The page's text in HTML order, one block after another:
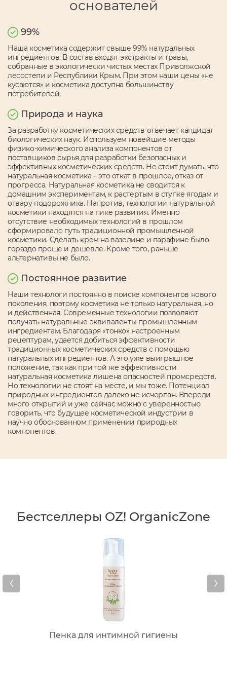
основателей
99%
Наша косметика содержит свыше 99% натуральных
ингредиентов. В состав входят экстракты и травы,
собранные в экологически чистых местах Приволжской
лесостепи и Республики Крым. При этом наши цены «не
кусаются» и косметика доступна большинству
потребителей.
Природа и наука
За разработку косметических средств отвечает кандидат
биологических наук. Используем новейшие методы
физико-химического анализа компонентов от
поставщиков сырья для разработки безопасных и
эффективных косметических средств. Не стоит думать, что
натуральная косметика – это откат в прошлое, отказ от
прогресса. Натуральная косметика не сводится к
домашним экспериментам, к растертым в ступке ягодам и
отвару подорожника. Напротив, технологии натуральной
косметики находятся на пике развития. Именно
отсутствие необходимых технологий в прошлом
сформировало путь традиционной промышленной
косметики. Сделать крем на вазелине и парафине было
гораздо проще и дешевле. Кроме того, раньше
альтернативы не было.
Постоянное развитие
Наши технологи постоянно в поиске компонентов нового
поколения, поэтому косметика не только натуральная, но
и действенная. Современные технологии позволяют
получать натуральные эквиваленты промышленным
ингредиентам. Благодаря «тонко» настроенным
рецептурам, удается добиться эффективности
традиционных косметических средств с помощью
натуральных ингредиентов. А это уже выигрышное
положение, так как при той же эффективности
натуральная косметика лишена опасностей промсредств.
Но технологии не стоят на месте, и мы тоже. Потенциал
природных ингредиентов далеко не исчерпан. Впереди
много открытий и уже сейчас можно с уверенностью
говорить, что будущее косметической индустрии в
научно обоснованном применении природных
компонентов.
Бестселлеры OZ! OrganicZone
›
‹
Пенка для интимной гигиены